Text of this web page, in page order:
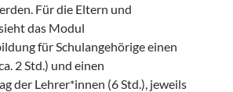
Für die Eltern und
das Modul
für Schulangehörige einen
2 Std.) und einen
der Lehrer*innen (6 Std.), jeweils